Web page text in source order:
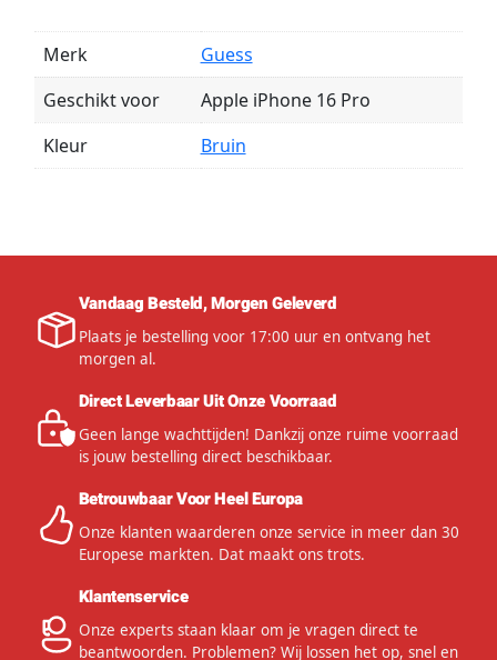
Merk
Guess
Geschikt voor
Apple iPhone 16 Pro
Kleur
Bruin
Vandaag Besteld, Morgen Geleverd
Plaats je bestelling voor 17:00 uur en ontvang het
morgen al.
Direct Leverbaar Uit Onze Voorraad
Geen lange wachttijden! Dankzij onze ruime voorraad
is jouw bestelling direct beschikbaar.
Betrouwbaar Voor Heel Europa
Onze klanten waarderen onze service in meer dan 30
Europese markten. Dat maakt ons trots.
Klantenservice
Onze experts staan klaar om je vragen direct te
beantwoorden. Problemen? Wij lossen het op, snel en